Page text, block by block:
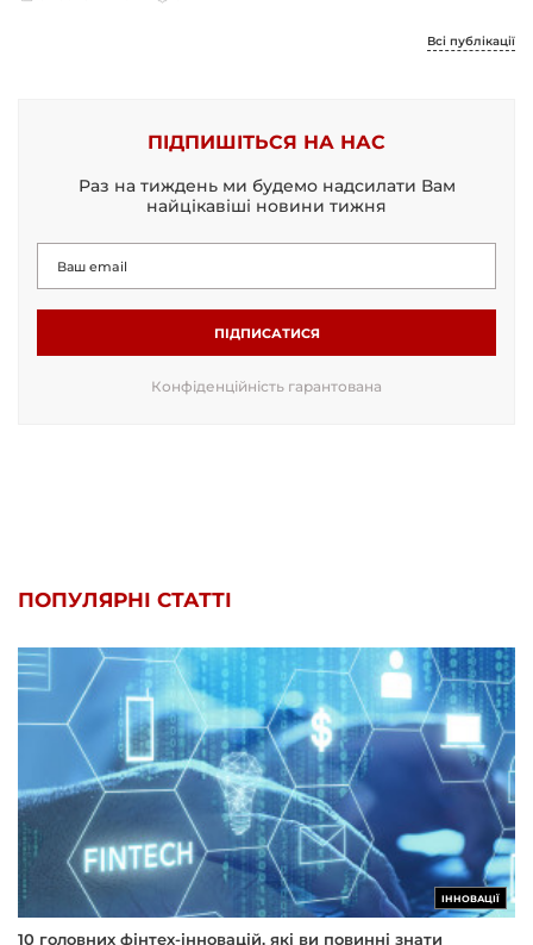
Всі публікації
ПІДПИШІТЬСЯ НА НАС
Раз на тиждень ми будемо надсилати Вам
найцікавіші новини тижня
ПІДПИСАТИСЯ
Конфіденційність гарантована
ПОПУЛЯРНІ СТАТТІ
ІННОВАЦІЇ
10 головних фінтех-інновацій, які ви повинні знати